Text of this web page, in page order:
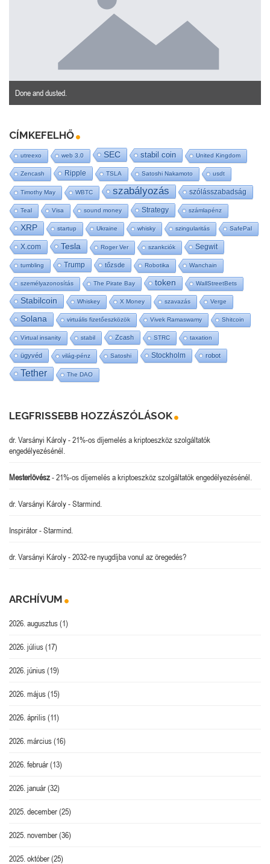
Done and dusted.
CÍMKEFELHŐ
utreexo web 3.0 SEC stabil coin United Kingdom
Zencash Ripple TSLA Satoshi Nakamoto usdt
Timothy May WBTC szabályozás szólásszabadság
Teal Visa sound money Strategy számlapénz
XRP startup Ukraine whisky szingularitás SafePal
X.com Tesla Roger Ver szankciók Segwit
tumbling Trump tőzsde Robotika Wanchain
személyazonosítás The Pirate Bay token WallStreetBets
Stabilcoin Whiskey X Money szavazás Verge
Solana virtuális fizetőeszközök Vivek Ramaswamy Shitcoin
Virtual insanity stabil Zcash STRC taxation
ügyvéd világ-pénz Satoshi Stockholm robot
Tether The DAO
LEGFRISSEBB HOZZÁSZÓLÁSOK
dr. Varsányi Károly-21%-os díjemelés a kriptoeszköz szolgáltatók
engedélyezésénél.
Mesterlövész-21%-os díjemelés a kriptoeszköz szolgáltatók engedélyezésénél.
dr. Varsányi Károly-Starmind.
Inspirátor-Starmind.
dr. Varsányi Károly-2032-re nyugdíjba vonul az öregedés?
ARCHÍVUM
2026. augusztus(1)
2026. július(17)
2026. június(19)
2026. május(15)
2026. április(11)
2026. március(16)
2026. február(13)
2026. január(32)
2025. december(25)
2025. november(36)
2025. október(25)